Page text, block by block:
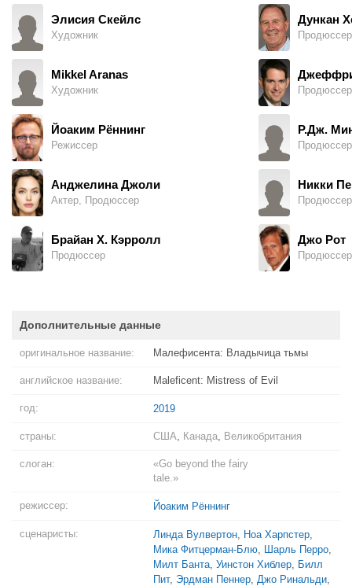
Элисия Скейлс
Художник
Mikkel Aranas
Художник
Йоаким Рённинг
Режиссер
Анджелина Джоли
Актер, Продюссер
Брайан Х. Кэрролл
Продюссер
Дункан
Продюссер
Продюссер
Р.Дж.
Продюссер
Никки
Продюссер
Джо Рот
Продюссер
Дополнительные данные
оригинальное название: Малефисента: Владычица тьмы
английское название: Maleficent: Mistress of Evil
год: 2019
страны: США, Канада, Великобритания
слоган:
«Go beyond the fairy
tale.»
режиссер: Йоаким Рённинг
сценаристы: Линда Вулвертон, Ноа Харпстер,
Мика Фитцерман-Блю, Шарль Перро,
Милт Банта, Уинстон Хиблер, Билл
Пит, Эрдман Пеннер, Джо Ринальди,